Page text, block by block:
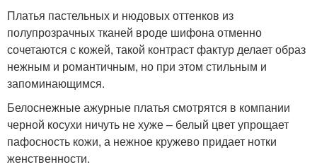
Платья пастельных и нюдовых оттенков из
полупрозрачных тканей вроде шифона отменно
сочетаются с кожей, такой контраст фактур делает образ
нежным и романтичным, но при этом стильным и
запоминающимся.
Белоснежные ажурные платья смотрятся в компании
черной косухи ничуть не хуже – белый цвет упрощает
пафосность кожи, а нежное кружево придает нотки
женственности.